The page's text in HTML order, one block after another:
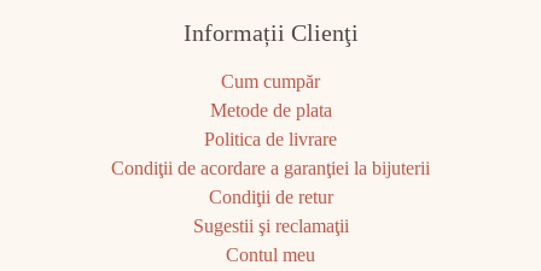
Informații Clienţi
Cum cumpăr
Metode de plata
Politica de livrare
Condiţii de acordare a garanţiei la bijuterii
Condiţii de retur
Sugestii şi reclamaţii
Contul meu